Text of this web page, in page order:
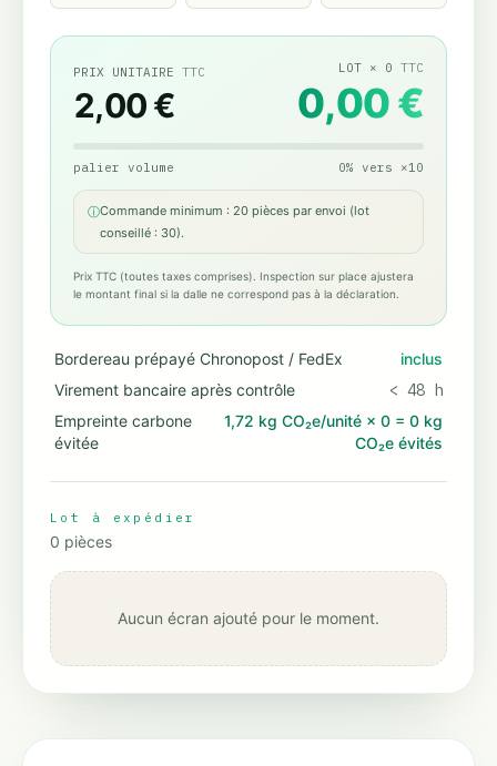
PRIX UNITAIRE TTC
2,00 €
LOT × 0 TTC
0,00 €
palier volume 0% vers ×10
ⓘCommande minimum : 20 pièces par envoi (lot
conseillé : 30).
Prix TTC (toutes taxes comprises). Inspection sur place ajustera
le montant final si la dalle ne correspond pas à la déclaration.
Bordereau prépayé Chronopost / FedEx
inclus
Virement bancaire après contrôle
< 48 h
Empreinte carbone
évitée
1,72 kg CO₂e/unité × 0 = 0 kg
CO₂e évités
Lot à expédier
0 pièces
Aucun écran ajouté pour le moment.